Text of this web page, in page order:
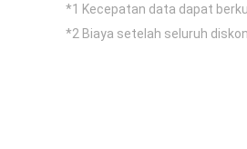
*1 Kecepatan data dapat
*2 Biaya setelah seluruh